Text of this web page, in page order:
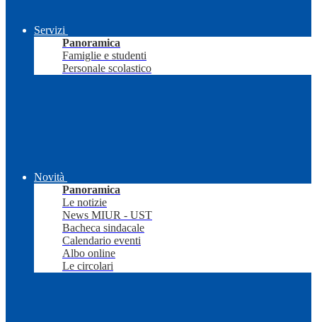
Servizi
Panoramica
Famiglie e studenti
Personale scolastico
Novità
Panoramica
Le notizie
News MIUR - UST
Bacheca sindacale
Calendario eventi
Albo online
Le circolari